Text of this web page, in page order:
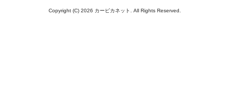
Copyright (C) 2026 カーピカネット. All Rights Reserved.